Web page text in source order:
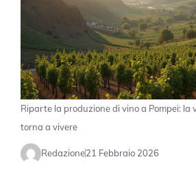
Riparte la produzione di vino a Pompei: la
torna a vivere
Redazione21 Febbraio 2026